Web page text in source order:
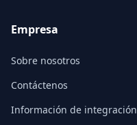
Empresa
Sobre nosotros
Contáctenos
Información de integración